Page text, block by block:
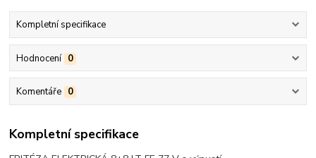
Kompletní specifikace
Hodnocení 0
Komentáře 0
Kompletní specifikace